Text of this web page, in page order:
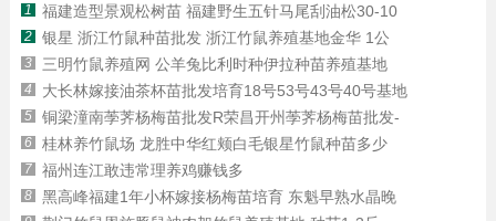
1 福建造型景观松树苗 福建野生五针马尾刮油松30-10
2 银星 浙江竹鼠种苗批发 浙江竹鼠养殖基地金华 1公
3 三明竹鼠养殖网 公羊兔比利时种伊拉种苗养殖基地
4 大长林嫁接油茶杯苗批发培育18号53号43号40号基地
5 铜梁潼南荸荠杨梅苗批发R荣昌开州荸荠杨梅苗批发-
6 桂林养竹鼠场 龙胜中华红颊白毛银星竹鼠种苗多少
7 福州连江敢违常理养鸡赚钱多
8 黑高峰福建1年小杯嫁接杨梅苗培育 东魁早熟水晶晚